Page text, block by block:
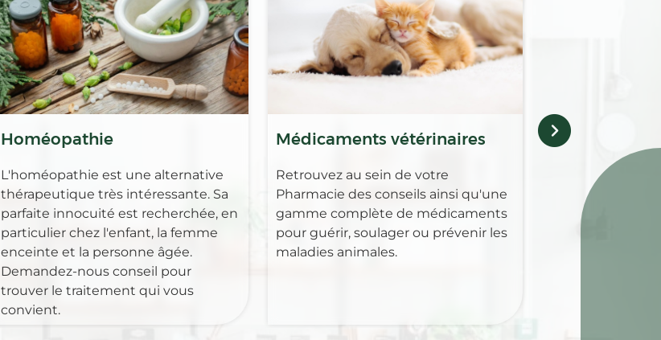
Homéopathie
L'homéopathie est une alternative
thérapeutique très intéressante. Sa
parfaite innocuité est recherchée, en
particulier chez l'enfant, la femme
enceinte et la personne âgée.
Demandez-nous conseil pour
trouver le traitement qui vous
convient.
Médicaments vétérinaires
Retrouvez au sein de votre
Pharmacie des conseils ainsi qu'une
gamme complète de médicaments
pour guérir, soulager ou prévenir les
maladies animales.
notamment à
orthopédie